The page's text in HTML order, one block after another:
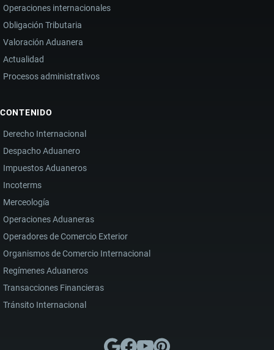
Operaciones internacionales
Obligación Tributaria
Valoración Aduanera
Actualidad
Procesos administrativos
CONTENIDO
Derecho Internacional
Despacho Aduanero
Impuestos Aduaneros
Incoterms
Merceología
Operaciones Aduaneras
Operadores de Comercio Exterior
Organismos de Comercio Internacional
Regímenes Aduaneros
Transacciones Financieras
Tránsito Internacional